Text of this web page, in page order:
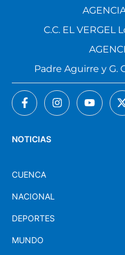
NOTICIAS
CUENCA
NACIONAL
DEPORTES
MUNDO
C.C. EL VERGEL
Padre Aguirre y G.